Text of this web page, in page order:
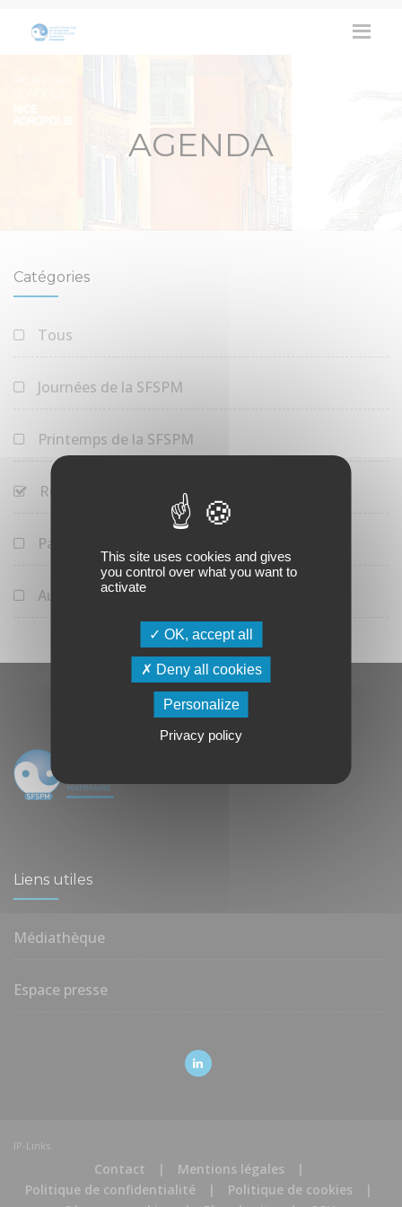
AGENDA
Catégories
Tous
Journées de la SFSPM
Printemps de la SFSPM
RCP de la SFSPM
Parcours Jeune Sénologue
Autres manifestations
Liens utiles
Médiathèque
Espace presse
IP-Links
Contact | Mentions légales
|
Politique de confidentialité
| Politique de cookies
|
This site uses cookies and gives
you control over what you want to
activate
OK, accept all
Deny all cookies
Personalize
Privacy policy